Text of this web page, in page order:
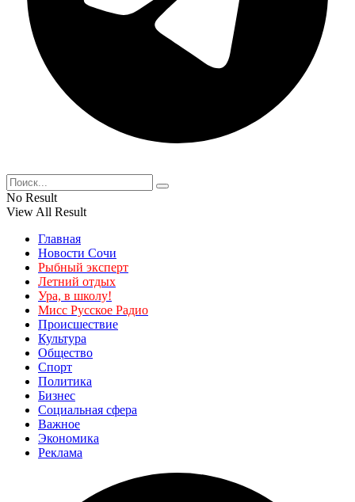
No Result
View All Result
Главная
Новости Сочи
Рыбный эксперт
Летний отдых
Ура, в школу!
Мисс Русское Радио
Происшествие
Культура
Общество
Спорт
Политика
Бизнес
Социальная сфера
Важное
Экономика
Реклама